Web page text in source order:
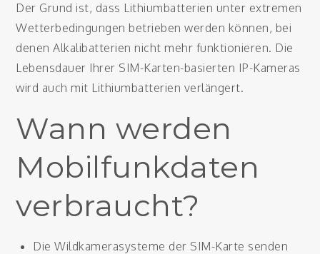
Der Grund ist, dass Lithiumbatterien unter extremen
Wetterbedingungen betrieben werden können, bei
denen Alkalibatterien nicht mehr funktionieren. Die
Lebensdauer Ihrer SIM-Karten-basierten IP-Kameras
wird auch mit Lithiumbatterien verlängert.
Wann werden
Mobilfunkdaten
verbraucht?
Die Wildkamerasysteme der SIM-Karte senden